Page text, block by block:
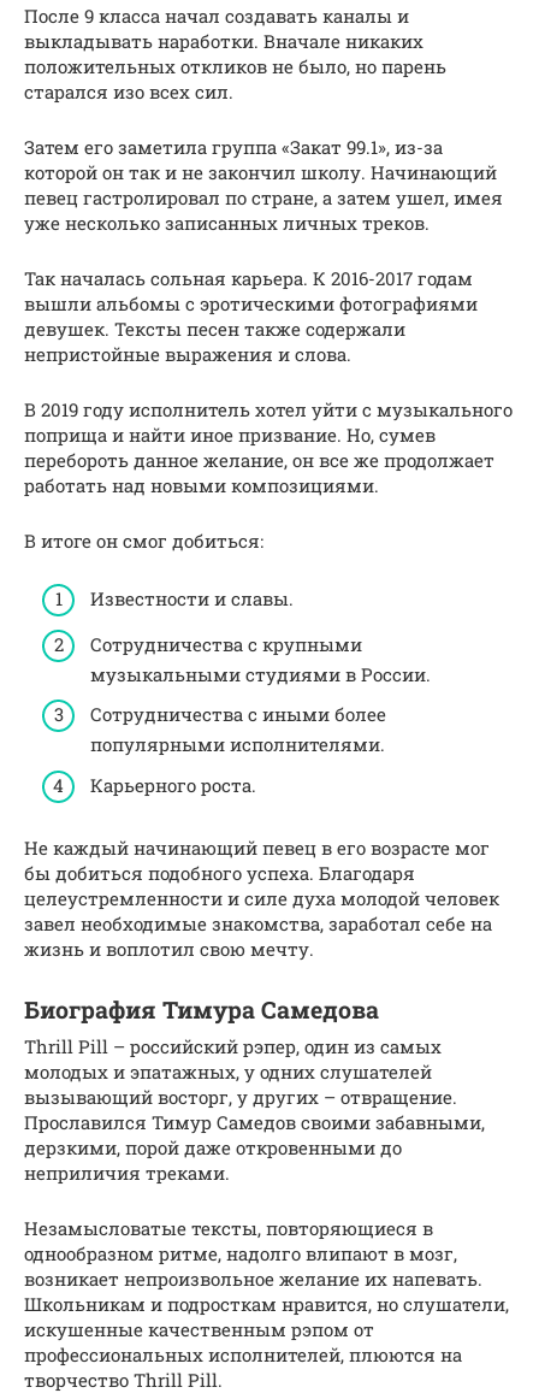
После 9 класса начал создавать каналы и
выкладывать наработки. Вначале никаких
положительных откликов не было, но парень
старался изо всех сил.
Затем его заметила группа «Закат 99.1», из-за
которой он так и не закончил школу. Начинающий
певец гастролировал по стране, а затем ушел, имея
уже несколько записанных личных треков.
Так началась сольная карьера. К 2016-2017 годам
вышли альбомы с эротическими фотографиями
девушек. Тексты песен также содержали
непристойные выражения и слова.
В 2019 году исполнитель хотел уйти с музыкального
поприща и найти иное призвание. Но, сумев
перебороть данное желание, он все же продолжает
работать над новыми композициями.
В итоге он смог добиться:
Известности и славы.
Сотрудничества с крупными
музыкальными студиями в России.
Сотрудничества с иными более
популярными исполнителями.
Карьерного роста.
Не каждый начинающий певец в его возрасте мог
бы добиться подобного успеха. Благодаря
целеустремленности и силе духа молодой человек
завел необходимые знакомства, заработал себе на
жизнь и воплотил свою мечту.
Биография Тимура Самедова
Thrill Pill – российский рэпер, один из самых
молодых и эпатажных, у одних слушателей
вызывающий восторг, у других – отвращение.
Прославился Тимур Самедов своими забавными,
дерзкими, порой даже откровенными до
неприличия треками.
Незамысловатые тексты, повторяющиеся в
однообразном ритме, надолго влипают в мозг,
возникает непроизвольное желание их напевать.
Школьникам и подросткам нравится, но слушатели,
искушенные качественным рэпом от
профессиональных исполнителей, плюются на
творчество Thrill Pill.